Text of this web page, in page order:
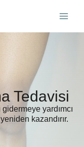
Tedavisi
yardımcı
kazandırır.